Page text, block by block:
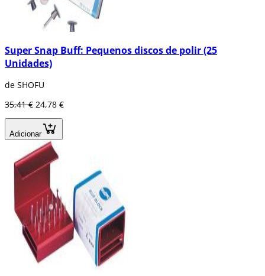
Super Snap Buff: Pequenos discos de polir (25
Unidades)
de SHOFU
35,41 € 24,78 €
Adicionar